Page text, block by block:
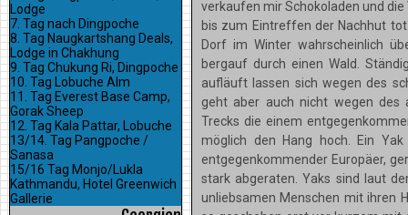
Lodge
7. Tag nach Dingpoche
8. Tag Naugkartshang Deals,
Lodge in Chakhung
9. Tag Chukung Ri, Dingpoche
10. Tag Lobuche Alm
11. Tag Everest Base Camp,
Gorak Sheep
12. Tag Kala Pattar, Lobuche
13/14. Tag Pangpoche /
Sanasa
15/16 Tag Monjo/Lukla
Kathmandu, Hotel Greenwich
Gallerie
verkaufen mir Schokoladen und
bis zum Eintreffen der Nachhut
Dorf im Winter wahrscheinlich
bergauf durch einen Wald.
aufläuft lassen sich wegen des
geht aber auch nicht wegen des
Trecks die einem
möglich den Hang hoch. Ein
entgegenkommender Europäer,
stark abgeraten. Yaks sind laut
unliebsamen Menschen mit ihren